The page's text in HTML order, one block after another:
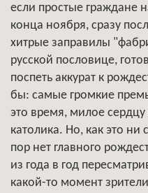
если простые граждане
конца ноября, сразу
хитрые заправилы
русской пословице,
поспеть аккурат к
бы: самые громкие
это время, милое
католика. Но, как это ни
пор нет главного
из года в год
какой-то момент